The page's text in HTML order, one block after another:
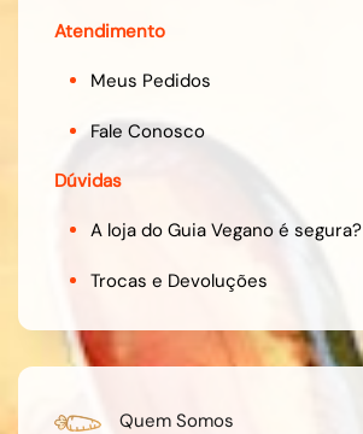
Atendimento
Meus Pedidos
Fale Conosco
Dúvidas
A loja do Guia Vegano é segura?
Trocas e Devoluções
Quem Somos